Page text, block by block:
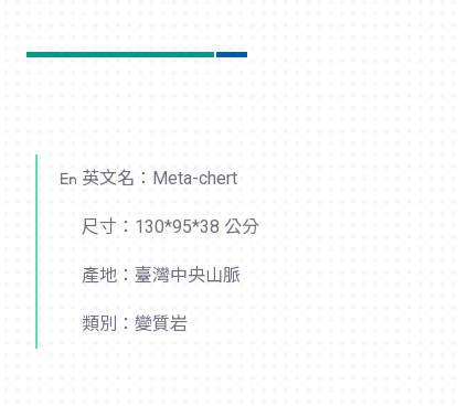
英文名：Meta-chert
尺寸：130*95*38 公分
產地：臺灣中央山脈
類別：變質岩